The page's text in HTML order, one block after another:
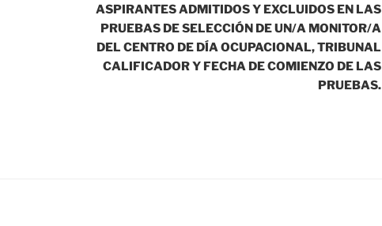
ASPIRANTES ADMITIDOS Y EXCLUIDOS EN LAS
PRUEBAS DE SELECCIÓN DE UN/A MONITOR/A
DEL CENTRO DE DÍA OCUPACIONAL, TRIBUNAL
CALIFICADOR Y FECHA DE COMIENZO DE LAS
PRUEBAS.